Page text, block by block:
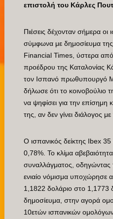
επιστολή του Κάρλες
Πιέσεις δέχονταν σήμερα οι
σύμφωνα με δημοσίευμα της
Financial Times, ύστερα από
προέδρου της Καταλονίας
τον Ισπανό πρωθυπουργό
δήλωσε ότι το κοινοβούλιο
να ψηφίσει για την επίσημη
της, αν δεν γίνει διάλογος
Ο ισπανικός δείκτης Ibex
0,78%. Το κλίμα
συναλλάγματος,
ενιαίο νόμισμα υποχώρησε
1,1822 δολάριο στο 1,1773
δημοσίευμα, στην αγορά
10ετών ισπανικών